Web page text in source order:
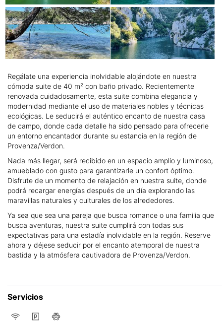
Regálate una experiencia inolvidable alojándote en nuestra
cómoda suite de 40 m² con baño privado. Recientemente
renovada cuidadosamente, esta suite combina elegancia y
modernidad mediante el uso de materiales nobles y técnicas
ecológicas. Le seducirá el auténtico encanto de nuestra casa
de campo, donde cada detalle ha sido pensado para ofrecerle
un entorno encantador durante su estancia en la región de
Provenza/Verdon.
Nada más llegar, será recibido en un espacio amplio y luminoso,
amueblado con gusto para garantizarle un confort óptimo.
Disfrute de un momento de relajación en nuestra suite, donde
podrá recargar energías después de un día explorando las
maravillas naturales y culturales de los alrededores.
Ya sea que sea una pareja que busca romance o una familia que
busca aventuras, nuestra suite cumplirá con todas sus
expectativas para una estadía inolvidable en la región. Reserve
ahora y déjese seducir por el encanto atemporal de nuestra
bastida y la atmósfera cautivadora de Provenza/Verdon.
Servicios